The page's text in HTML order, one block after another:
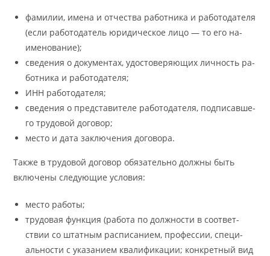
фа­ми­лии, име­на и от­че­ства ра­бот­ни­ка и ра­бо­то­да­те­ля
(если ра­бо­то­да­тель юри­ди­че­ское лицо — то его на­
имено­ва­ние);
све­де­ния о до­ку­мен­тах, удо­сто­ве­ря­ю­щих лич­ность ра­
бот­ни­ка и ра­бо­то­да­те­ля;
ИНН ра­бо­то­да­те­ля;
све­де­ния о пред­ста­ви­теле ра­бо­то­да­те­ля, под­пи­сав­ше­
го тру­до­вой до­го­вор;
ме­сто и да­та за­клю­че­ния до­го­во­ра.
Так­же в тру­до­вой до­го­вор обя­за­тель­но долж­ны быть
вклю­че­ны сле­ду­ю­щие усло­вия:
ме­сто ра­бо­ты;
тру­до­вая функ­ция (ра­бо­та по долж­но­сти в со­от­вет­
ствии со штат­ным рас­пи­са­ни­ем, про­фес­сии, спе­ци­
аль­но­сти с ука­за­ни­ем ква­ли­фи­ка­ции; кон­крет­ный вид